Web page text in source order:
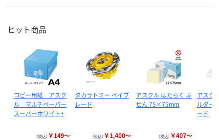
ヒット商品
コピー用紙 アスク
ル マルチペーパー
スーパーホワイト+
（税込） ￥149～
タカラトミー ベイブ
レード
（税込） ￥1,400～
アスクル はたらく ふ
せん 75×75mm
（税込） ￥407～
アスク
ルダー
ード